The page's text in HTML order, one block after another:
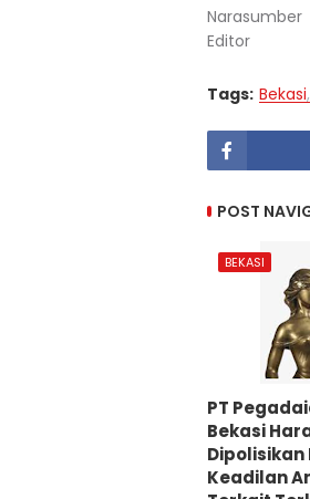
Narasumber
Editor :
Tags: Bekasi
POST
BEKASI
PT
Bekasi
Dipolisikan
Keadilan